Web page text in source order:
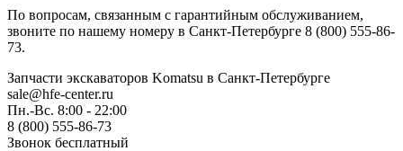
По вопросам, связанным с гарантийным обслуживанием,
звоните по нашему номеру в Санкт-Петербурге 8 (800) 555-86-
73.
Запчасти экскаваторов Komatsu в Санкт-Петербурге
sale@hfe-center.ru
Пн.-Вс. 8:00 - 22:00
8 (800) 555-86-73
Звонок бесплатный